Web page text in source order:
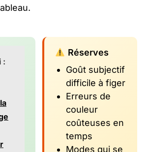
:
Réserves
Goût subjectif
difficile à figer
Erreurs de
couleur
coûteuses en
temps
Modes qui se